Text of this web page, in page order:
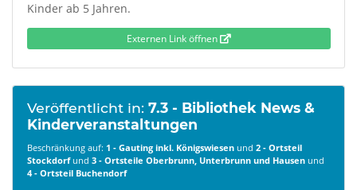
Kinder ab 5 Jahren.
Externen Link öffnen
Veröffentlicht in: 7.3 - Bibliothek News &
Kinderveranstaltungen
Beschränkung auf: 1 - Gauting inkl. Königswiesen und 2 - Ortsteil
Stockdorf und 3 - Ortsteile Oberbrunn, Unterbrunn und Hausen und
4 - Ortsteil Buchendorf